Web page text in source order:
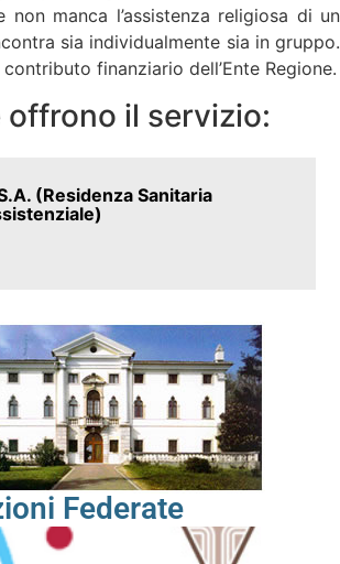
non manca l’assistenza religiosa di un
sia individualmente sia in gruppo.
finanziario dell’Ente Regione.
il servizio:
(Residenza Sanitaria
Federate